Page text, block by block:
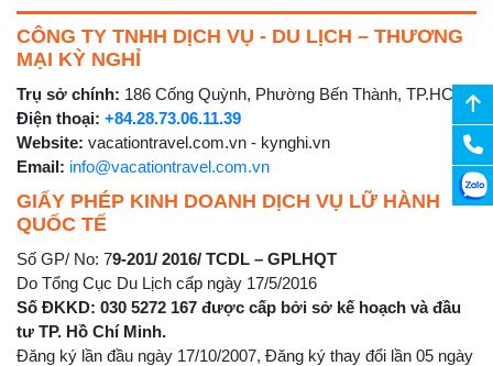
CÔNG TY TNHH DỊCH VỤ - DU LỊCH – THƯƠNG
MẠI KỲ NGHỈ
Trụ sở chính: 186 Cống Quỳnh, Phường Bến Thành, TP.HCM
Điện thoại: +84.28.73.06.11.39
Website: vacationtravel.com.vn - kynghi.vn
Email: info@vacationtravel.com.vn
GIẤY PHÉP KINH DOANH DỊCH VỤ LỮ HÀNH
QUỐC TẾ
Số GP/ No: 79-201/ 2016/ TCDL – GPLHQT
Do Tổng Cục Du Lịch cấp ngày 17/5/2016
Số ĐKKD: 030 5272 167 được cấp bởi sở kế hoạch và đầu
tư TP. Hồ Chí Minh.
Đăng ký lần đầu ngày 17/10/2007, Đăng ký thay đổi lần 05 ngày